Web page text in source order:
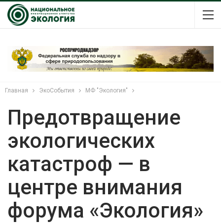
Главная ЭкоСобытия МФ "Экология"
Предотвращение
экологических
катастроф — в
центре внимания
форума «Экология»